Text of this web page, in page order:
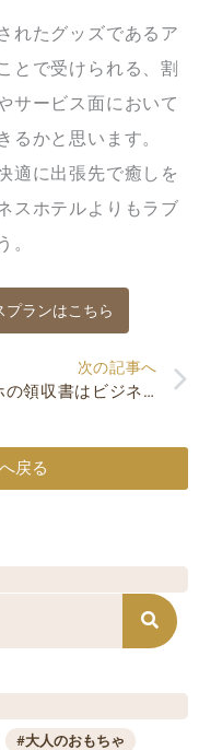
れたグッズであるア
とで受けられる、割
サービス面において
るかと思います。
適に出張先で癒しを
スホテルよりもラブ
。
プランはこちら
次の記事へ
ラブホの領収書はビジネス利用として経費精算できる？
戻る
#大人のおもちゃ